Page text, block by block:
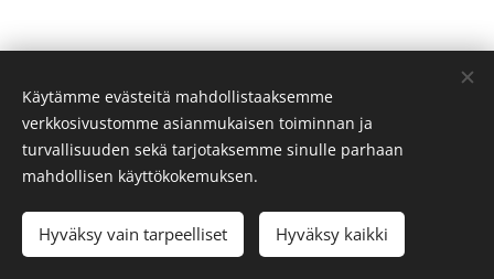
Tietosuojaseloste
LuotuWebnodella Evästeet
Käytämme evästeitä mahdollistaaksemme
verkkosivustomme asianmukaisen toiminnan ja
turvallisuuden sekä tarjotaksemme sinulle parhaan
mahdollisen käyttökokemuksen.
Hyväksy vain tarpeelliset Hyväksy kaikki